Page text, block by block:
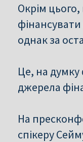
Окрім
однак за
Це, на думку
джерела
На
спікеру